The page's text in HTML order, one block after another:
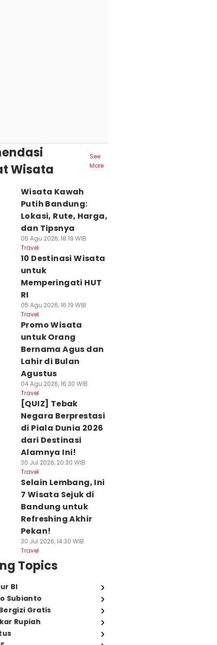
Wisata
See
More
Wisata Kawah
Putih Bandung:
Lokasi, Rute, Harga,
dan Tipsnya
05 Agu 2026, 18:19 WIB
Travel
10 Destinasi Wisata
untuk
Memperingati HUT
RI
05 Agu 2026, 16:19 WIB
Travel
Promo Wisata
untuk Orang
Bernama Agus dan
Lahir di Bulan
Agustus
04 Agu 2026, 16:30 WIB
Travel
[QUIZ] Tebak
Negara Berprestasi
di Piala Dunia 2026
dari Destinasi
Alamnya Ini!
30 Jul 2026, 20:30 WIB
Travel
Selain Lembang, Ini
7 Wisata Sejuk di
Bandung untuk
Refreshing Akhir
Pekan!
30 Jul 2026, 14:30 WIB
Travel
Topics
BI
Subianto
Gratis
Rupiah